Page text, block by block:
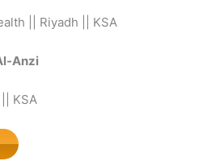
|| Riyadh || KSA
Anzi
KSA